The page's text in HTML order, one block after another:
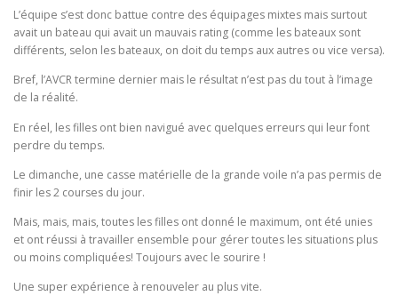
L’équipe s’est donc battue contre des équipages mixtes mais surtout
avait un bateau qui avait un mauvais rating (comme les bateaux sont
différents, selon les bateaux, on doit du temps aux autres ou vice versa).
Bref, l’AVCR termine dernier mais le résultat n’est pas du tout à l’image
de la réalité.
En réel, les filles ont bien navigué avec quelques erreurs qui leur font
perdre du temps.
Le dimanche, une casse matérielle de la grande voile n’a pas permis de
finir les 2 courses du jour.
Mais, mais, mais, toutes les filles ont donné le maximum, ont été unies
et ont réussi à travailler ensemble pour gérer toutes les situations plus
ou moins compliquées! Toujours avec le sourire !
Une super expérience à renouveler au plus vite.